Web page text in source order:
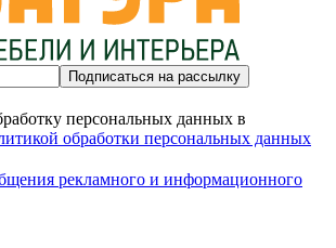
Подписаться на рассылку
персональных данных в
обработки персональных данных
рекламного и информационного